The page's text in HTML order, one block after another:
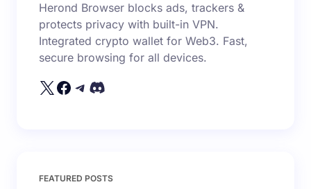
Email *
Save my name and email in this browser for the
Herond Browser blocks ads, trackers &
protects privacy with built-in VPN.
Integrated crypto wallet for Web3. Fast,
secure browsing for all devices.
FEATURED POSTS